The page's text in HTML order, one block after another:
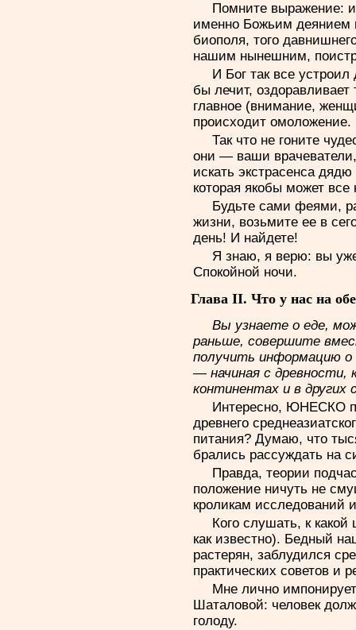
Помните выражение:
именно Божьим деянием
биополя, того
нашим нынешним,
И Бог так все
бы лечит,
главное (внимание,
происходит омоложение.
Так что не гоните
они — ваши
искать экстрасенса
которая якобы может все
Будьте сами феями,
жизни, возьмите ее в
день! И найдете!
Я знаю, я верю: вы
Спокойной ночи.
Глава II. Что у нас на
Вы узнаете о еде,
раньше, совершите
получить информацию о
— начиная с древности,
континентах и в
Интересно, ЮНЕСКО
древнего
питания? Думаю, что
брались рассуждать на
Правда, теории
положение ничуть не
кроликам исследований
Кого слушать, к
как известно). Бедный
растерян, заблудился
практических советов и
Мне лично
Шаталовой: человек
голоду.